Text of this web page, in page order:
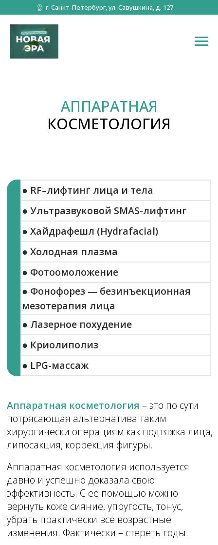
г. Санкт-Петербург, ул. Савушкина, д. 127
АППАРАТНАЯ
КОСМЕТОЛОГИЯ
● Криoлипoлиз
● Фотоомоложение
● Фонофорез — безинъекционная
мезотерапия лица
● LPG-массаж
● Холодная плазма
● Лазерное похудение
Аппаратная косметология – это по сути
потрясающая альтернатива таким
хирургически операциям как подтяжка лица,
липосакция, коррекция фигуры.
Аппаратная косметология используется
давно и успешно доказала свою
эффективность. С ее помощью можно
вернуть коже сияние, упругость, тонус,
убрать практически все возрастные
Несомненным плюсом почти всех процедур
аппаратной косметологии – короткий или
вовсе отсутствующий период реабилитации,
видимый эффект с первых суток после
процедуры.